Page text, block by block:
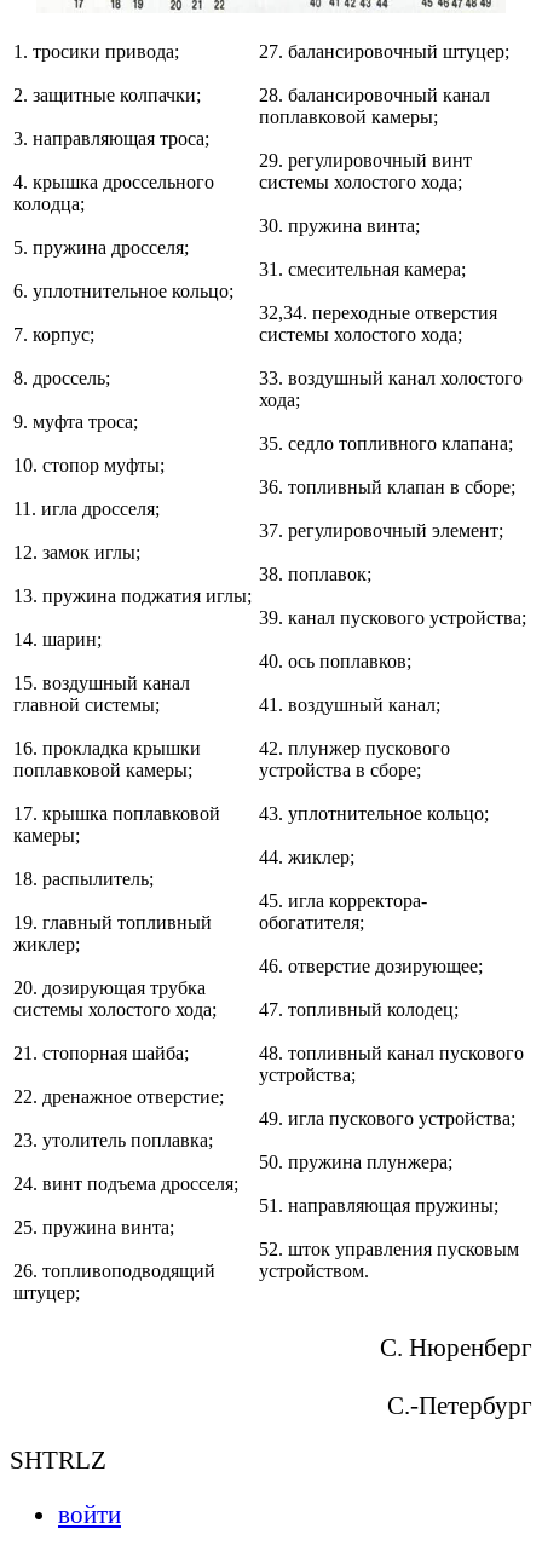
1. тросики привода;
2. защитные колпачки;
3. направляющая троса;
4. крышка дроссельного
колодца;
5. пружина дросселя;
6. уплотнительное кольцо;
7. корпус;
8. дроссель;
9. муфта троса;
10. стопор муфты;
11. игла дросселя;
12. замок иглы;
13. пружина поджатия иглы;
14. шарин;
15. воздушный канал
главной системы;
16. прокладка крышки
поплавковой камеры;
17. крышка поплавковой
камеры;
18. распылитель;
19. главный топливный
жиклер;
20. дозирующая трубка
системы холостого хода;
21. стопорная шайба;
22. дренажное отверстие;
23. утолитель поплавка;
24. винт подъема дросселя;
25. пружина винта;
26. топливоподводящий
штуцер;
27. балансировочный штуцер;
28. балансировочный канал
поплавковой камеры;
29. регулировочный винт
системы холостого хода;
30. пружина винта;
31. смесительная камера;
32,34. переходные отверстия
системы холостого хода;
33. воздушный канал холостого
хода;
35. седло топливного клапана;
36. топливный клапан в сборе;
37. регулировочный элемент;
38. поплавок;
39. канал пускового устройства;
40. ось поплавков;
41. воздушный канал;
42. плунжер пускового
устройства в сборе;
43. уплотнительное кольцо;
44. жиклер;
45. игла корректора-
обогатителя;
46. отверстие дозирующее;
47. топливный колодец;
48. топливный канал пускового
устройства;
49. игла пускового устройства;
50. пружина плунжера;
51. направляющая пружины;
52. шток управления пусковым
устройством.
С. Нюренберг
С.-Петербург
SHTRLZ
войти